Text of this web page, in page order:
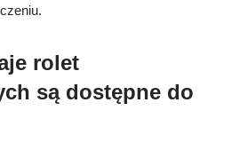
rolet
są dostępne do